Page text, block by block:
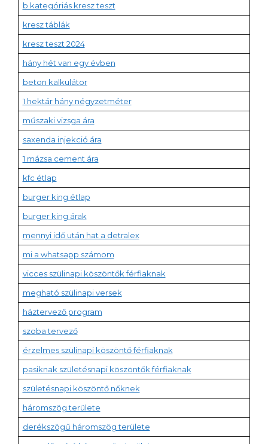
b kategóriás kresz teszt
kresz táblák
kresz teszt 2024
hány hét van egy évben
beton kalkulátor
1 hektár hány négyzetméter
műszaki vizsga ára
saxenda injekció ára
1 mázsa cement ára
kfc étlap
burger king étlap
burger king árak
mennyi idő után hat a detralex
mi a whatsapp számom
vicces szülinapi köszöntők férfiaknak
megható szülinapi versek
háztervező program
szoba tervező
érzelmes szülinapi köszöntő férfiaknak
pasiknak születésnapi köszöntők férfiaknak
születésnapi köszöntő nőknek
háromszög területe
derékszögű háromszög területe